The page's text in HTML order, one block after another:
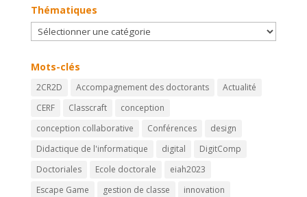
Thématiques
Thématiques
Mots-clés
2CR2D Accompagnement des doctorants
Actualité
CERF
Classcraft
conception
conception collaborative
Conférences
design
Didactique de l'informatique
digital
DigitComp
Doctoriales
Ecole doctorale
eiah2023
Escape Game
gestion de classe
innovation